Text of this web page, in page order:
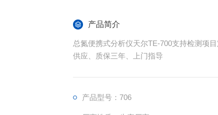
产品简介
总氮便携式分析仪天尔TE-700支持检测项
供应、质保三年、上门指导
产品型号：706